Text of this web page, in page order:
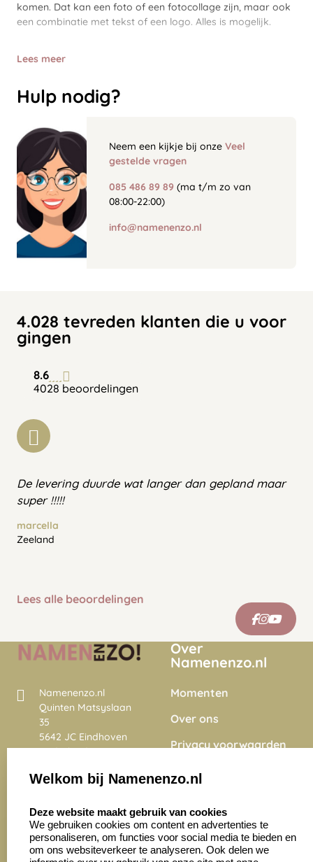
komen. Dat kan een foto of een fotocollage zijn, maar ook
een combinatie met tekst of een logo. Alles is mogelijk.
Lees meer
Hulp nodig?
Neem een kijkje bij onze Veel
gestelde vragen
085 486 89 89 (ma t/m zo van
08:00-22:00)
info@namenenzo.nl
4.028 tevreden klanten die u voor
gingen
8.6
4028 beoordelingen
De levering duurde wat langer dan gepland maar
super !!!!!
marcella
Zeeland
Lees alle beoordelingen
Namenenzo.nl
Quinten Matsyslaan
35
5642 JC Eindhoven
Nederland
4028 beoordelingen
Over
Namenenzo.nl
Momenten
Over ons
Privacy voorwaarden
Onze vacatures
Zakelijk: Klantenservice:
Welkom bij Namenenzo.nl
Deze website maakt gebruik van cookies
We gebruiken cookies om content en advertenties te
personaliseren, om functies voor social media te bieden en
om ons websiteverkeer te analyseren. Ook delen we